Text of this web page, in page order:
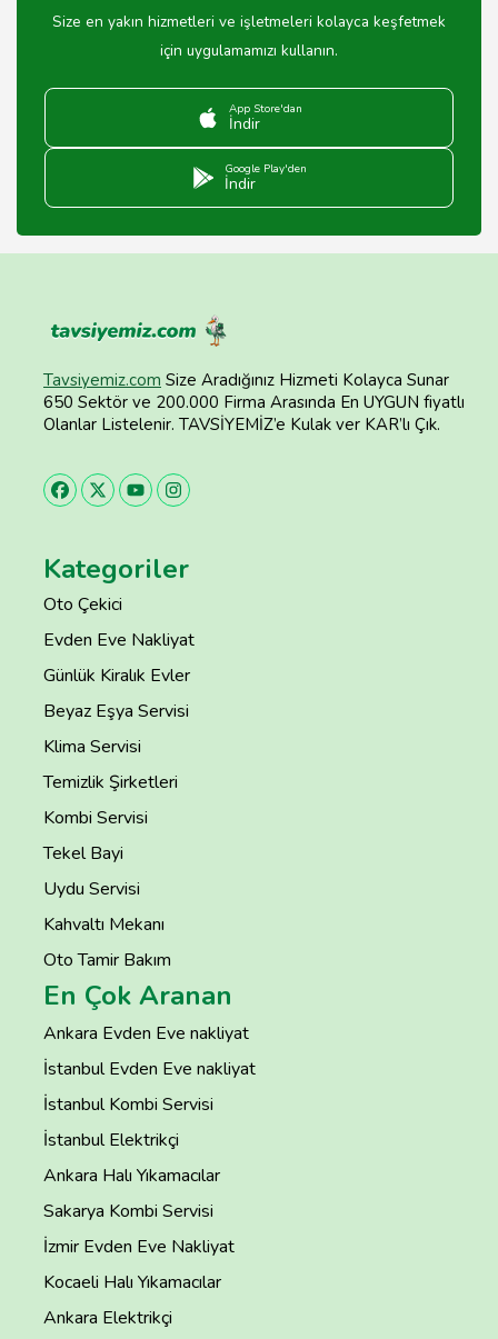
Size en yakın hizmetleri ve işletmeleri kolayca keşfetmek
için uygulamamızı kullanın.
App Store'dan
İndir
Google Play'den
İndir
Tavsiyemiz.com Size Aradığınız Hizmeti Kolayca Sunar
650 Sektör ve 200.000 Firma Arasında En UYGUN fiyatlı
Olanlar Listelenir. TAVSİYEMİZ’e Kulak ver KAR’lı Çık.
Kategoriler
Oto Çekici
Evden Eve Nakliyat
Günlük Kiralık Evler
Beyaz Eşya Servisi
Klima Servisi
Temizlik Şirketleri
Kombi Servisi
Tekel Bayi
Uydu Servisi
Kahvaltı Mekanı
Oto Tamir Bakım
En Çok Aranan
Ankara Evden Eve nakliyat
İstanbul Evden Eve nakliyat
İstanbul Kombi Servisi
İstanbul Elektrikçi
Ankara Halı Yıkamacılar
Sakarya Kombi Servisi
İzmir Evden Eve Nakliyat
Kocaeli Halı Yıkamacılar
Ankara Elektrikçi